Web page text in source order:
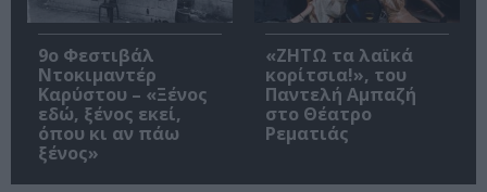
9ο Φεστιβάλ
Ντοκιμαντέρ
Καρύστου – «Ξένος
εδώ, ξένος εκεί,
όπου κι αν πάω
ξένος»
«ΖΗΤΩ τα λαϊκά
κορίτσια!», του
Παντελή Αμπαζή
στο Θέατρο
Ρεματιάς